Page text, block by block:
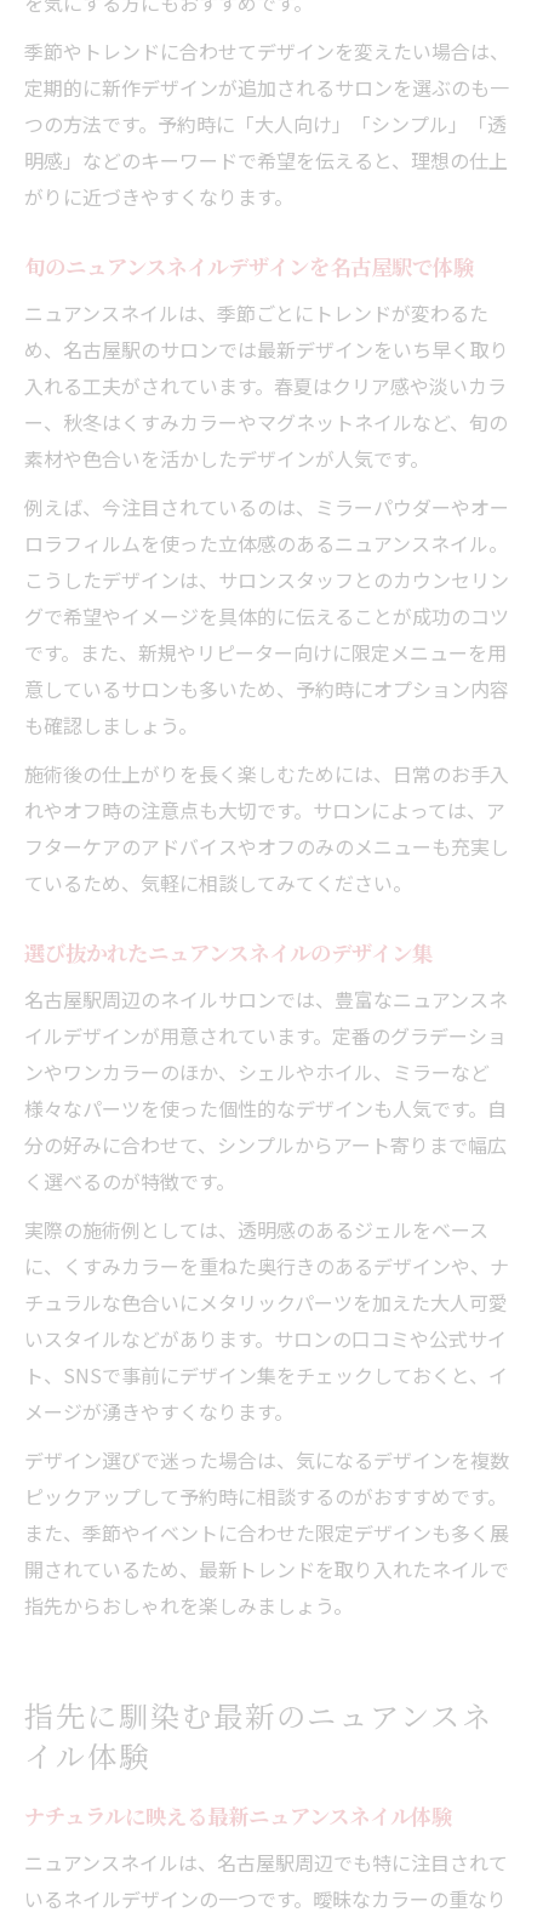
季節やトレンドに合わせてデザインを変えたい場合は、
定期的に新作デザインが追加されるサロンを選ぶのも一
つの方法です。予約時に「大人向け」「シンプル」「透
明感」などのキーワードで希望を伝えると、理想の仕上
がりに近づきやすくなります。
旬のニュアンスネイルデザインを名古屋駅で体験
ニュアンスネイルは、季節ごとにトレンドが変わるた
め、名古屋駅のサロンでは最新デザインをいち早く取り
入れる工夫がされています。春夏はクリア感や淡いカラ
ー、秋冬はくすみカラーやマグネットネイルなど、旬の
素材や色合いを活かしたデザインが人気です。
例えば、今注目されているのは、ミラーパウダーやオー
ロラフィルムを使った立体感のあるニュアンスネイル。
こうしたデザインは、サロンスタッフとのカウンセリン
グで希望やイメージを具体的に伝えることが成功のコツ
です。また、新規やリピーター向けに限定メニューを用
意しているサロンも多いため、予約時にオプション内容
も確認しましょう。
施術後の仕上がりを長く楽しむためには、日常のお手入
れやオフ時の注意点も大切です。サロンによっては、ア
フターケアのアドバイスやオフのみのメニューも充実し
ているため、気軽に相談してみてください。
選び抜かれたニュアンスネイルのデザイン集
名古屋駅周辺のネイルサロンでは、豊富なニュアンスネ
イルデザインが用意されています。定番のグラデーショ
ンやワンカラーのほか、シェルやホイル、ミラーなど
様々なパーツを使った個性的なデザインも人気です。自
分の好みに合わせて、シンプルからアート寄りまで幅広
く選べるのが特徴です。
実際の施術例としては、透明感のあるジェルをベース
に、くすみカラーを重ねた奥行きのあるデザインや、ナ
チュラルな色合いにメタリックパーツを加えた大人可愛
いスタイルなどがあります。サロンの口コミや公式サイ
ト、SNSで事前にデザイン集をチェックしておくと、イ
メージが湧きやすくなります。
デザイン選びで迷った場合は、気になるデザインを複数
ピックアップして予約時に相談するのがおすすめです。
また、季節やイベントに合わせた限定デザインも多く展
開されているため、最新トレンドを取り入れたネイルで
指先からおしゃれを楽しみましょう。
指先に馴染む最新のニュアンスネ
イル体験
ナチュラルに映える最新ニュアンスネイル体験
ニュアンスネイルは、名古屋駅周辺でも特に注目されて
いるネイルデザインの一つです。曖昧なカラーの重なり